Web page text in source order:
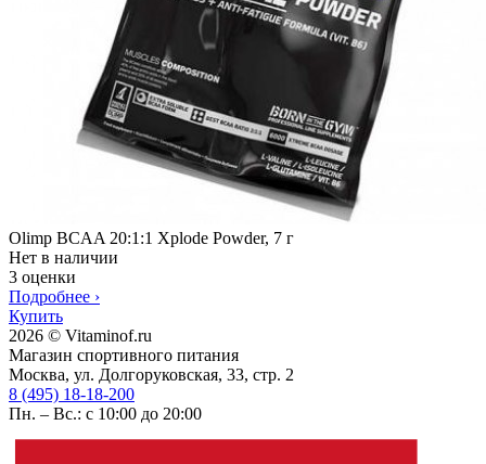
Olimp BCAA 20:1:1 Xplode Powder, 7 г
Нет в наличии
3 оценки
Подробнее ›
Купить
2026 © Vitaminof.ru
Магазин спортивного питания
Москва, ул. Долгоруковская, 33, стр. 2
8 (495) 18-18-200
Пн. – Вс.: с 10:00 до 20:00